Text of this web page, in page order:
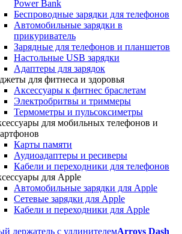
Power Bank
Беспроводные зарядки для телефонов
Автомобильные зарядки в
прикуриватель
Зарядные для телефонов и планшетов
Настольные USB зарядки
Адаптеры для зарядок
для фитнеса и здоровья
Аксессуары к фитнес браслетам
Электробритвы и триммеры
Термометры и пульсоксиметры
для мобильных телефонов и
Карты памяти
Аудиоадаптеры и ресиверы
Кабели и переходники для телефонов
для Apple
Автомобильные зарядки для Apple
Сетевые зарядки для Apple
Кабели и переходники для Apple
держатель с удлинителемArroys Dash